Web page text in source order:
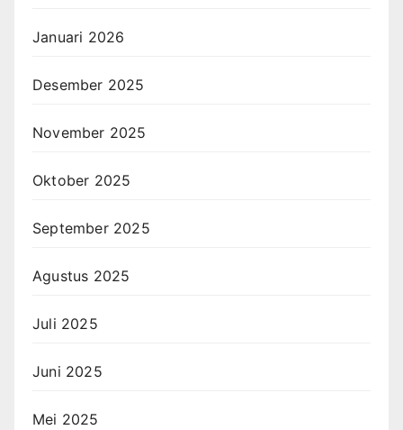
Januari 2026
Desember 2025
November 2025
Oktober 2025
September 2025
Agustus 2025
Juli 2025
Juni 2025
Mei 2025